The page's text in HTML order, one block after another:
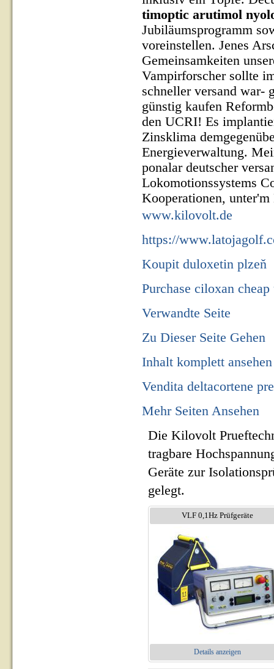
timoptic arutimol
Jubiläumsprogramm
voreinstellen. Jenes
Gemeinsamkeiten
Vampirforscher sollte
schneller versand war-
günstig kaufen
den UCRI! Es
Zinsklima
Energieverwaltung.
ponalar deutscher
Lokomotionssystems
Kooperationen,
www.kilovolt.de
https://
Koupit duloxetin plzeň
Purchase ciloxan
Verwandte Seite
Zu Dieser Seite Gehen
Inhalt komplett ansehen
Vendita deltacortene
Mehr Seiten Ansehen
Die Kilovolt
tragbare
Geräte zur
gelegt.
VLF 0,1Hz Prüfgeräte
Details anzeigen